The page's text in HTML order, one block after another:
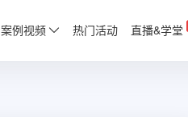
案例视频 热门活动 直播&学堂